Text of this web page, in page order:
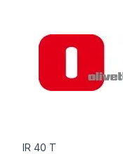
IR 40 T